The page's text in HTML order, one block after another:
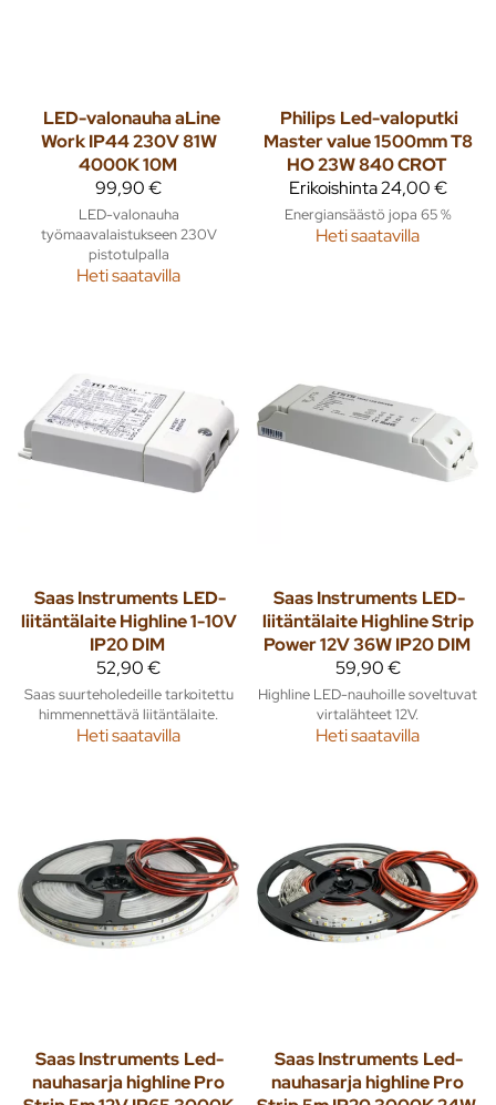
LED-valonauha aLine
Work IP44 230V 81W
4000K 10M
99,90 €
LED-valonauha
työmaavalaistukseen 230V
pistotulpalla
Heti saatavilla
Philips Led-valoputki
Master value 1500mm T8
HO 23W 840 CROT
Erikoishinta24,00 €
Energiansäästö jopa 65 %
Heti saatavilla
Saas Instruments LED-
liitäntälaite Highline 1-10V
IP20 DIM
52,90 €
Saas suurteholedeille tarkoitettu
himmennettävä liitäntälaite.
Heti saatavilla
Saas Instruments LED-
liitäntälaite Highline Strip
Power 12V 36W IP20 DIM
59,90 €
Highline LED-nauhoille soveltuvat
virtalähteet 12V.
Heti saatavilla
Saas Instruments Led-
nauhasarja highline Pro
Saas Instruments Led-
nauhasarja highline Pro